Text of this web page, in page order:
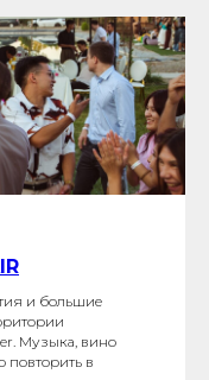
и большие
Музыка, вино
повторить в